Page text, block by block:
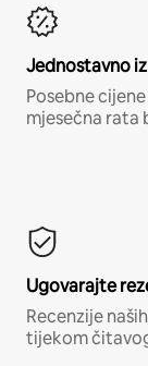
Jednostavno
Posebne
mjesečna rata
Ugovarajte
Recenzije
tijekom